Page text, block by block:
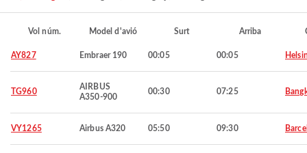
Vol núm. Model d'avió Surt Arriba
AY827 Embraer 190 00:05 00:05
TG960
AIRBUS
A350-900
00:30 07:25
VY1265 Airbus A320 05:50 09:30